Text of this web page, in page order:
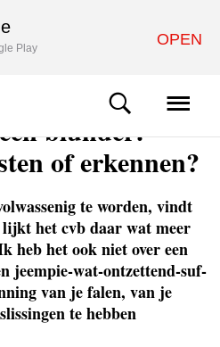
blunder:
of erkennen?
te worden, vindt
het cvb daar wat meer
heb het ook niet over een
jeempie-wat-ontzettend-suf-
van je falen, van je
te hebben
Play OPEN